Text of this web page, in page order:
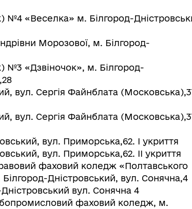
№4 «Веселка» м. Білгород-
Морозової, м. Білгород-
№3 «Дзвіночок», м. Білгород-
вул. Сергія Файнблата
вул. Сергія Файнблата
вул. Приморська,62. І укриття
вул. Приморська,62. ІІ укриття
фаховий коледж «Полтавського
Білгород-Дністровський, вул. Сонячна,4
вул. Сонячна 4
фаховий коледж, м.